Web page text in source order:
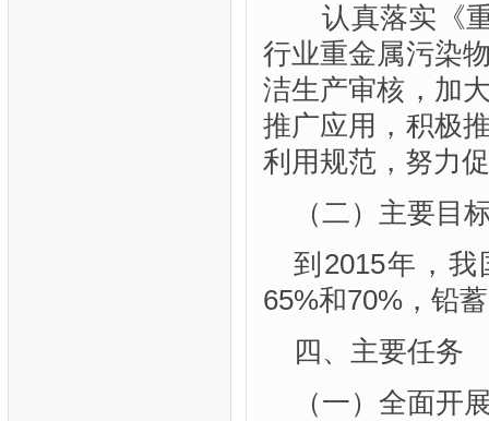
认真落实《
行业重金属污染
洁生产审核，加
推广应用，积极
利用规范，努力
（二）主要目
到2015年，
65%和70%，铅
四、主要任务
（一）全面开